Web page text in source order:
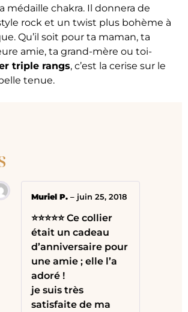
médaille chakra. Il donnera de
rock et un twist plus bohème à
Qu’il soit pour ta maman, ta
amie, ta grand-mère ou toi-
triple rangs, c’est la cerise sur le
tenue.
Muriel P. – juin 25, 2018
⭐⭐⭐⭐⭐ Ce collier
était un cadeau
d’anniversaire pour
une amie ; elle l’a
adoré !
je suis très
satisfaite de ma